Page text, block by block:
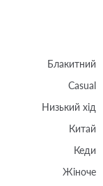
Блакитний
Casual
Низький хід
Китай
Кеди
Жіноче